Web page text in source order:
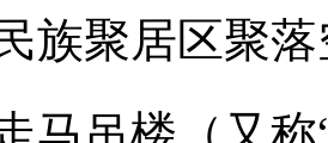
族聚居区聚